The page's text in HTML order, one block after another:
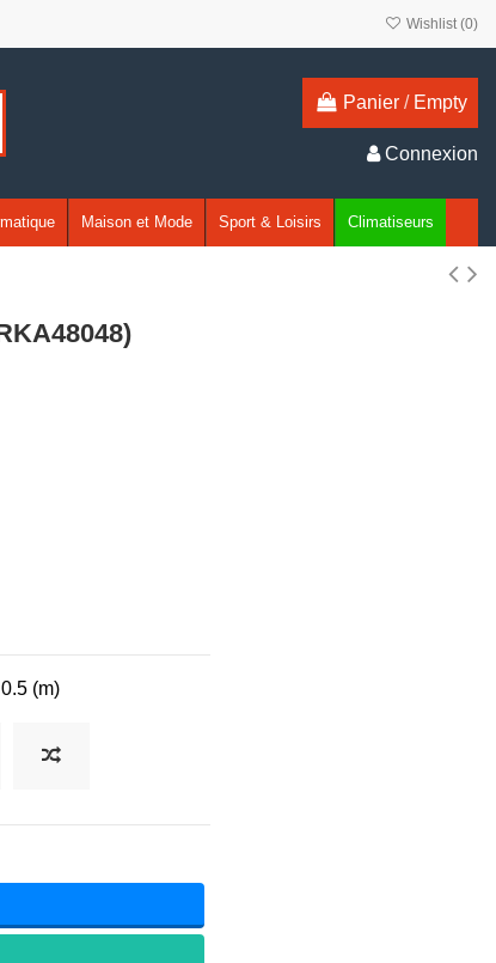
Wishlist (0)
Panier / Empty
Connexion
Maison et Mode Sport & Loisirs Climatiseurs
(m)